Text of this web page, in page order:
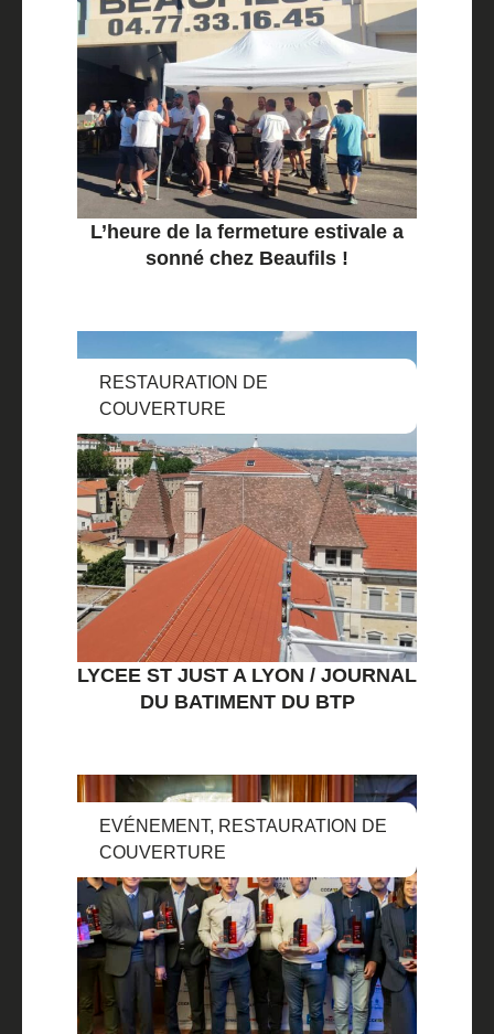
L’heure de la fermeture estivale a
sonné chez Beaufils !
RESTAURATION DE
COUVERTURE
LYCEE ST JUST A LYON / JOURNAL
DU BATIMENT DU BTP
EVÉNEMENT, RESTAURATION DE
COUVERTURE